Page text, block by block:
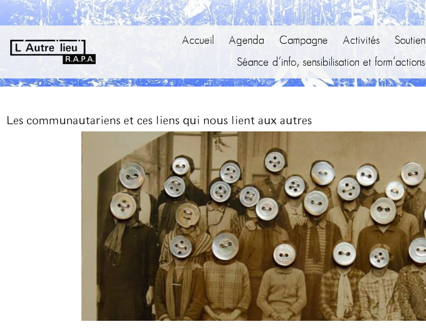
Accueil Agenda Campagne Activités Soutien
Séance d’info, sensibilisation et form’actions
Les communautariens et ces liens qui nous lient aux autres